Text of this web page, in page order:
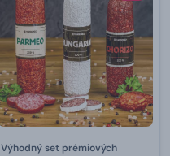
Výhodný set prémiových